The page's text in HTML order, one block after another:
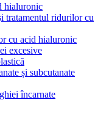
hialuronic
tratamentul ridurilor cu
cu acid hialuronic
excesive
și subcutanate
încarnate